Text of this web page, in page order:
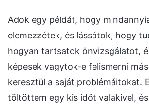
Adok egy példát, hogy
elemezzétek, és lássátok, hogy
hogyan tartsatok önvizsgálatot,
képesek vagytok-e felismerni
keresztül a saját problémáitokat.
töltöttem egy kis időt valakivel,